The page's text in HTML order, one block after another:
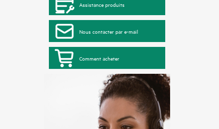
Assistance produits
Nous contacter par e-mail
Comment acheter